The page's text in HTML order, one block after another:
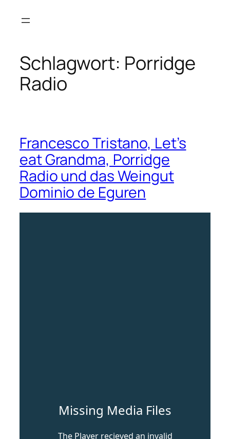
Inhalt
Schlagwort: Porridge
Radio
Francesco Tristano, Let’s
eat Grandma, Porridge
Radio und das Weingut
Dominio de Eguren